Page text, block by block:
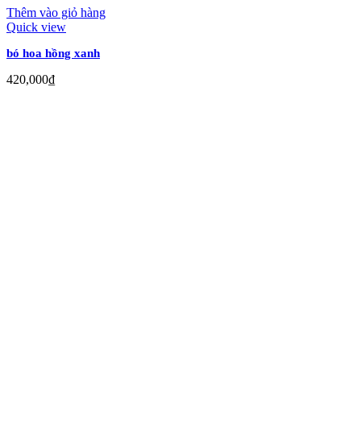
Thêm vào giỏ hàng
Quick view
bó hoa hồng xanh
420,000₫